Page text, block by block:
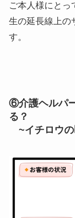
ご本人様にとっ
生の延長線上の
す。
⑥介護ヘルパ
る？
~イチロウの